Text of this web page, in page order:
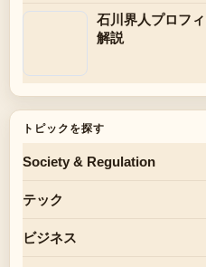
石川界人プロフ
解説
トピックを探す
Society & Regulation
テック
ビジネス